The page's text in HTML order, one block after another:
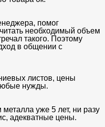
помог
необходимый объем
такого. Поэтому
в общении с
листов, цены
нужды.
уже 5 лет, ни разу
адекватные цены.